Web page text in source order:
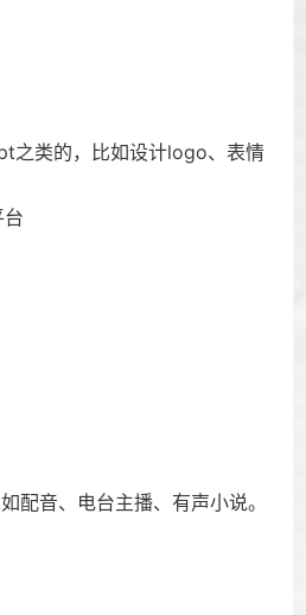
之类的，比如设计logo、表情
台
配音、电台主播、有声小说。